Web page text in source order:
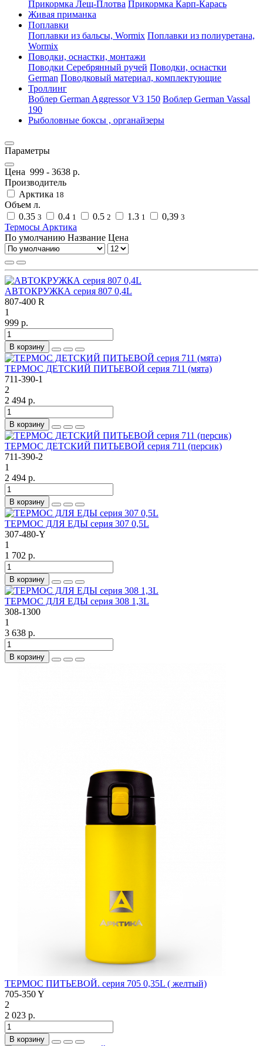
Прикормка Лещ-Плотва Прикормка Карп-Карась
Живая приманка
Поплавки
Поплавки из бальсы, Wormix Поплавки из полиуретана,
Wormix
Поводки, оснастки, монтажи
Поводки Серебрянный ручей Поводки, оснастки
German Поводковый материал, комплектующие
Троллинг
Воблер German Aggressor V3 150 Воблер German Vassal
190
Рыболовные боксы , органайзеры
Параметры
Цена 999 - 3638 р.
Производитель
Арктика 18
Объем л.
0.35 3 0.4 1 0.5 2 1.3 1 0,39 3
Термосы Арктика
По умолчанию Название Цена
АВТОКРУЖКА серия 807 0,4L
807-400 R
1
999 р.
В корзину
ТЕРМОС ДЕТСКИЙ ПИТЬЕВОЙ серия 711 (мята)
711-390-1
2
2 494 р.
В корзину
ТЕРМОС ДЕТСКИЙ ПИТЬЕВОЙ серия 711 (персик)
711-390-2
1
2 494 р.
В корзину
ТЕРМОС ДЛЯ ЕДЫ серия 307 0,5L
307-480-Y
1
1 702 р.
В корзину
ТЕРМОС ДЛЯ ЕДЫ серия 308 1,3L
308-1300
1
3 638 р.
В корзину
ТЕРМОС ПИТЬЕВОЙ. серия 705 0,35L ( желтый)
705-350 Y
2
2 023 р.
В корзину